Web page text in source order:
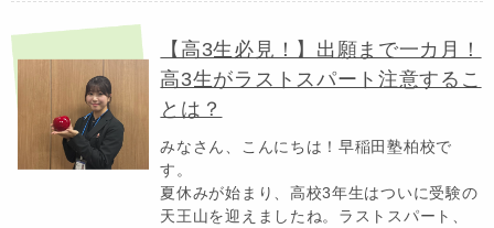
【高3生必見！】出願まで一カ月！
高3生がラストスパート注意するこ
とは？
みなさん、こんにちは！早稲田塾柏校で
す。
夏休みが始まり、高校3年生はついに受験の
天王山を迎えましたね。ラストスパート、